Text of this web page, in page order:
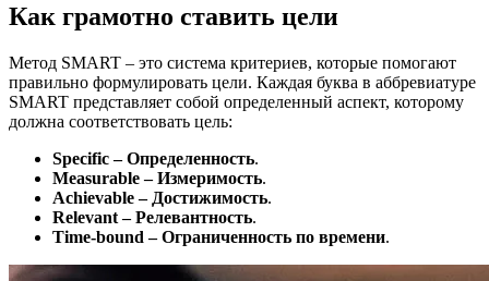
Как грамотно ставить цели
Метод SMART – это система критериев, которые помогают
правильно формулировать цели. Каждая буква в аббревиатуре
SMART представляет собой определенный аспект, которому
должна соответствовать цель:
Specific – Определенность.
Measurable – Измеримость.
Achievable – Достижимость.
Relevant – Релевантность.
Time-bound – Ограниченность по времени.